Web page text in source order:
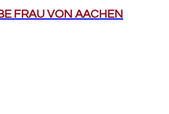
FRAU VON AACHEN